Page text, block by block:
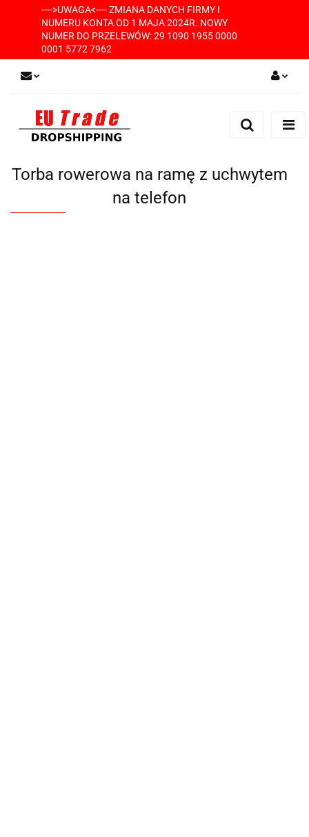
---->UWAGA<---- ZMIANA DANYCH FIRMY I
NUMERU KONTA OD 1 MAJA 2024R. NOWY
NUMER DO PRZELEWÓW: 29 1090 1955 0000
0001 5772 7962
Zarejestruj się
Torba rowerowa na ramę z uchwytem
na telefon